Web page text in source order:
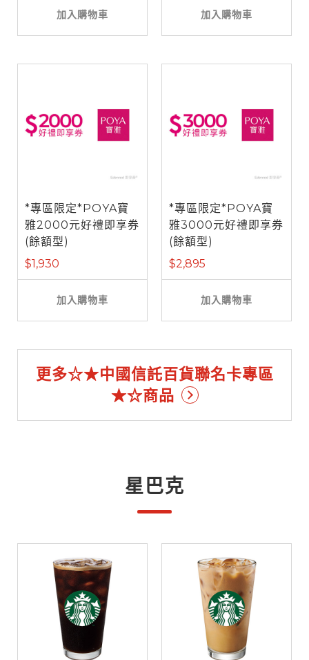
加入購物車 加入購物車
*專區限定*POYA寶
雅2000元好禮即享券
(餘額型)
$1,930
加入購物車
*專區限定*POYA寶
雅3000元好禮即享券
(餘額型)
$2,895
加入購物車
更多☆★中國信託百貨聯名卡專區
★☆商品
星巴克